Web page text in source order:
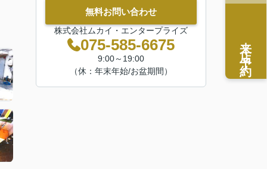
無料お問い合わせ
株式会社ムカイ・エンタープライズ
075-585-6675
9:00～19:00
（休：年末年始/お盆期間）
来店予約